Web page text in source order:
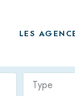
LES
Type